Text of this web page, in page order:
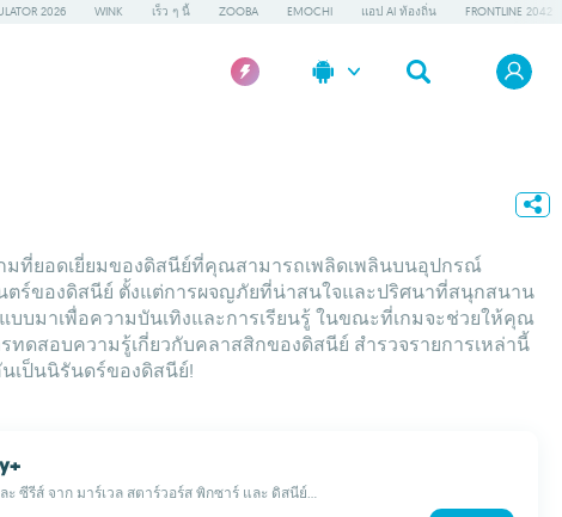
2026 WINK เร็ว ๆ นี้ ZOOBA EMOCHI แอป AI ท้องถิ่น FRONTLINE 2042
ที่ยอดเยี่ยมของดิสนีย์ที่คุณสามารถเพลิดเพลินบนอุปกรณ์
ร์ของดิสนีย์ ตั้งแต่การผจญภัยที่น่าสนใจและปริศนาที่สนุกสนาน
บมาเพื่อความบันเทิงและการเรียนรู้ ในขณะที่เกมจะช่วยให้คุณ
ดสอบความรู้เกี่ยวกับคลาสสิกของดิสนีย์ สำรวจรายการเหล่านี้
เป็นนิรันดร์ของดิสนีย์!
ะ ซีรีส์ จาก มาร์เวล สตาร์วอร์ส พิกซาร์ และ ดิสนีย์...